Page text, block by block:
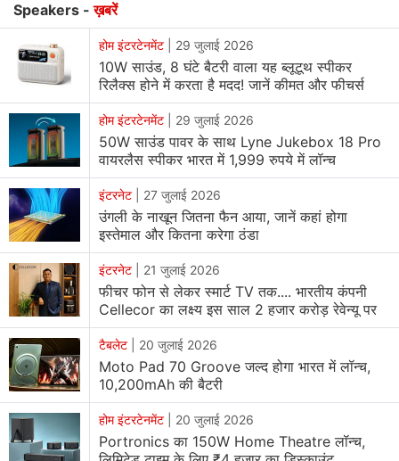
Speakers -ख़बरें
होम इंटरटेनमेंट 29 जुलाई 2026
10W साउंड, 8 घंटे बैटरी वाला यह ब्लूटूथ स्पीकर
रिलैक्स होने में करता है मदद! जानें कीमत और फीचर्स
होम इंटरटेनमेंट 29 जुलाई 2026
50W साउंड पावर के साथ Lyne Jukebox 18 Pro
वायरलैस स्पीकर भारत में 1,999 रुपये में लॉन्च
इंटरनेट 27 जुलाई 2026
उंगली के नाखून जितना फैन आया, जानें कहां होगा
इस्तेमाल और कितना करेगा ठंडा
इंटरनेट 21 जुलाई 2026
फीचर फोन से लेकर स्मार्ट TV तक.... भारतीय कंपनी
Cellecor का लक्ष्य इस साल 2 हजार करोड़ रेवेन्यू पर
टैबलेट 20 जुलाई 2026
Moto Pad 70 Groove जल्द होगा भारत में लॉन्च,
10,200mAh की बैटरी
होम इंटरटेनमेंट 20 जुलाई 2026
Portronics का 150W Home Theatre लॉन्च,